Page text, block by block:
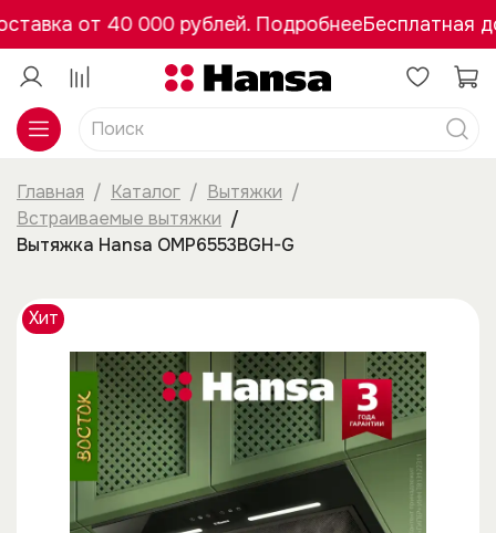
от 40 000 рублей. ПодробнееБесплатная
Главная Каталог
Вытяжки
Встраиваемые вытяжки
Вытяжка Hansa OMP6553BGH-G
Хит